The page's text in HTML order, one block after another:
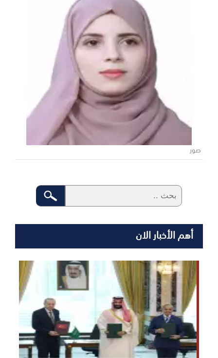
صور
أهم الأخبار الان